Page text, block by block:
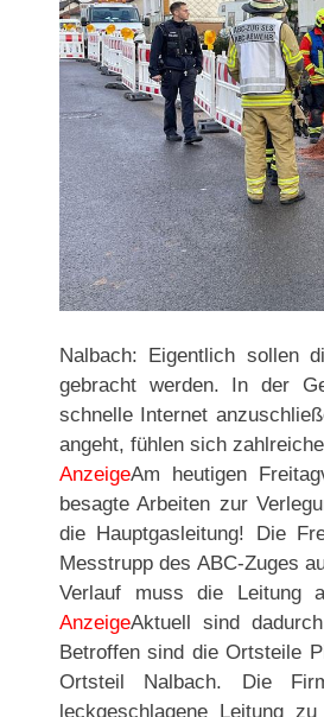
Nalbach: Eigentlich sollen
gebracht werden. In der
schnelle Internet
angeht, fühlen sich
AnzeigeAm heutigen
besagte Arbeiten zur
die Hauptgasleitung! Die
Messtrupp des ABC-Zuges
Verlauf muss die Leitung
AnzeigeAktuell sind
Betroffen sind die Ortsteile
Ortsteil Nalbach. Die
leckgeschlagene Leitung